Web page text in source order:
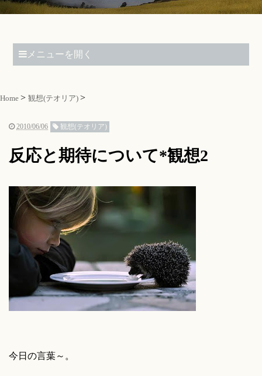
メニューを開く
Home 観想(テオリア)
2010/06/06 観想(テオリア)
反応と期待について*観想2
今日の言葉～。